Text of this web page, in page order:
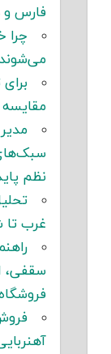
فارس و
چرا
مقایسه
نظم
غرب تا
سقفی،